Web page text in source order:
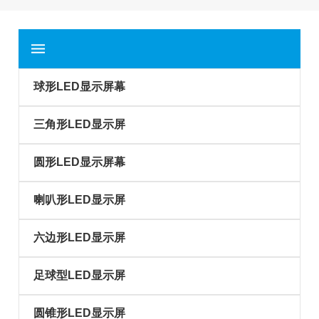
球形LED显示屏幕
三角形LED显示屏
圆形LED显示屏幕
喇叭形LED显示屏
六边形LED显示屏
足球型LED显示屏
圆锥形LED显示屏